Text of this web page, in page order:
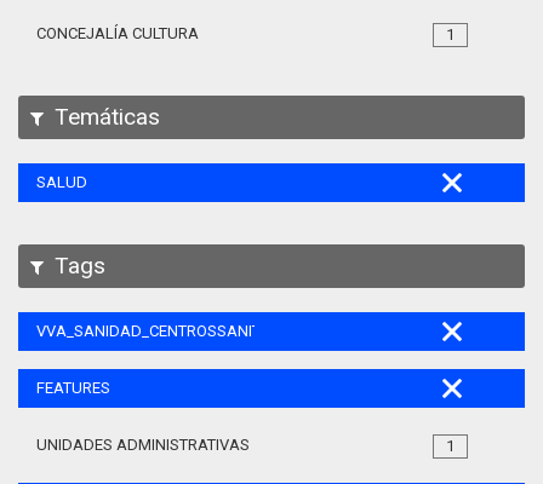
1
CONCEJALÍA CULTURA
Temáticas
SALUD
Tags
VVA_SANIDAD_CENTROSSANITARIOS_105
FEATURES
1
UNIDADES ADMINISTRATIVAS